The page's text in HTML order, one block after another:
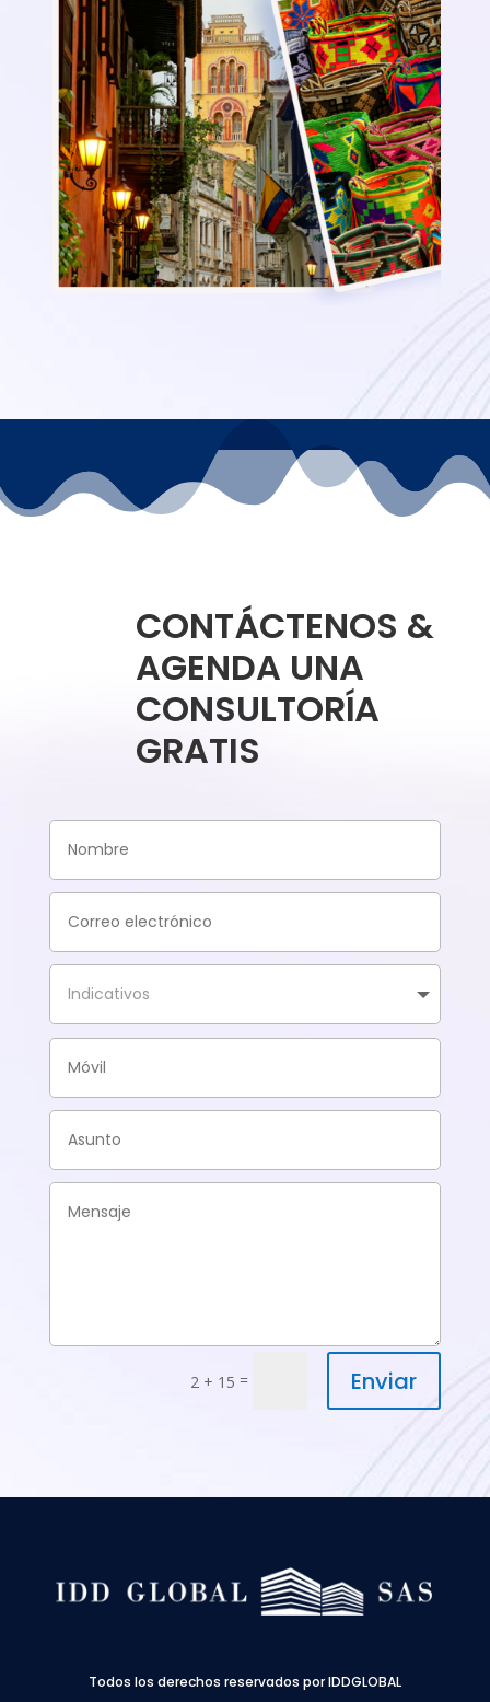
CONTÁCTENOS &
AGENDA UNA
CONSULTORÍA
GRATIS
2 + 15 = Enviar
Todos los derechos reservados por IDDGLOBAL